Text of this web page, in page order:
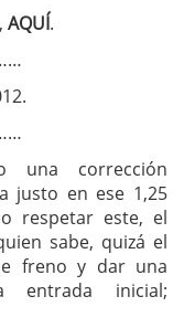
AQUÍ.
una corrección
justo en ese 1,25
respetar este, el
sabe, quizá el
freno y dar una
entrada inicial;